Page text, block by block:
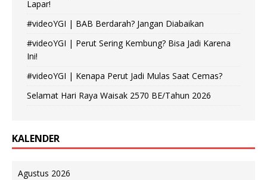
Lapar!
#videoYGI | BAB Berdarah? Jangan Diabaikan
#videoYGI | Perut Sering Kembung? Bisa Jadi Karena
Ini!
#videoYGI | Kenapa Perut Jadi Mulas Saat Cemas?
Selamat Hari Raya Waisak 2570 BE/Tahun 2026
KALENDER
Agustus 2026